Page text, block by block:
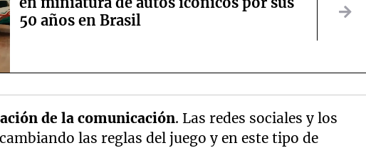
50 años en Brasil
de la comunicación. Las redes sociales y los
las reglas del juego y en este tipo de